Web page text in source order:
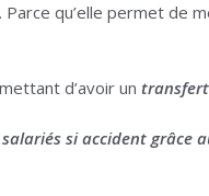
. Parce qu’elle permet de
d’avoir un
si accident grâce